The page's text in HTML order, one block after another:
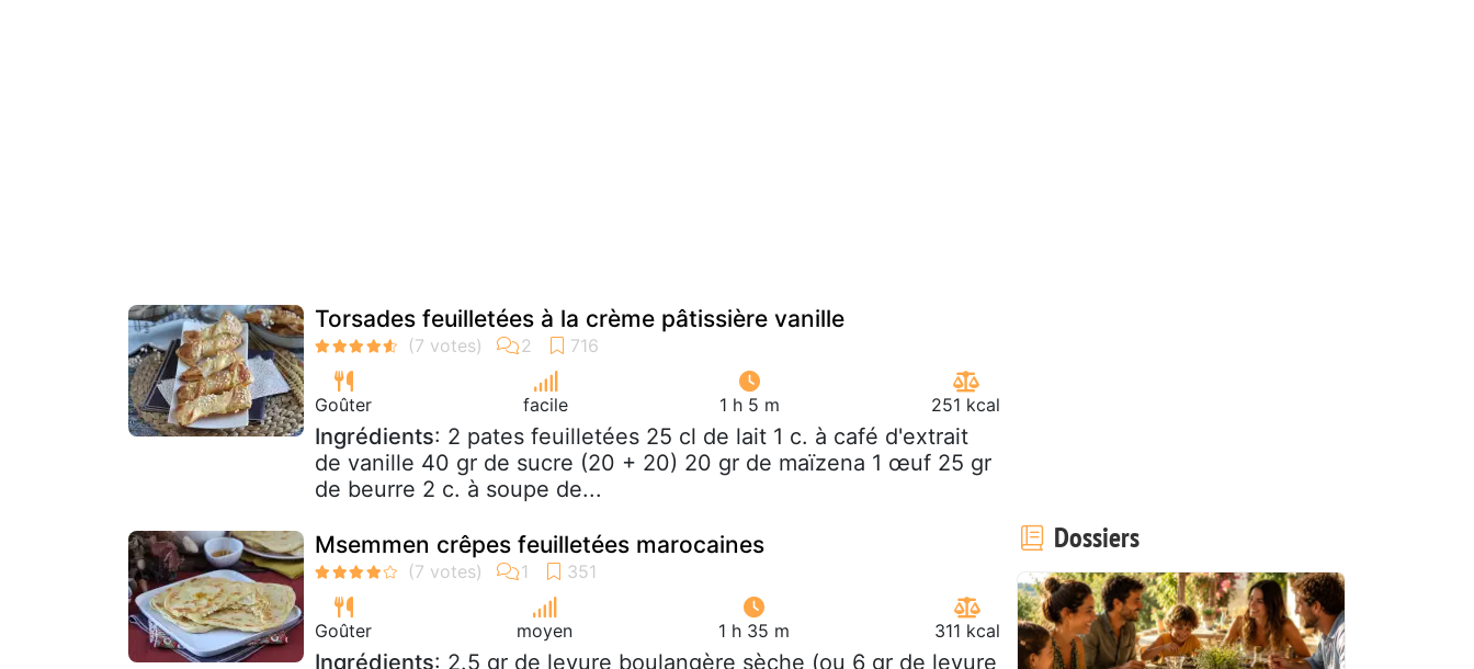
Torsades feuilletées à la crème pâtissière vanille
Goûter facile 1 h 5 m 251 kcal
Ingrédients: 2 pates feuilletées 25 cl de lait 1 c. à café d'extrait
de vanille 40 gr de sucre (20 + 20) 20 gr de maïzena 1 œuf 25 gr
de beurre 2 c. à soupe de...
Msemmen crêpes feuilletées marocaines
Goûter moyen 1 h 35 m 311 kcal
Ingrédients: 2.5 gr de levure boulangère sèche (ou 6 gr de levure
Dossiers